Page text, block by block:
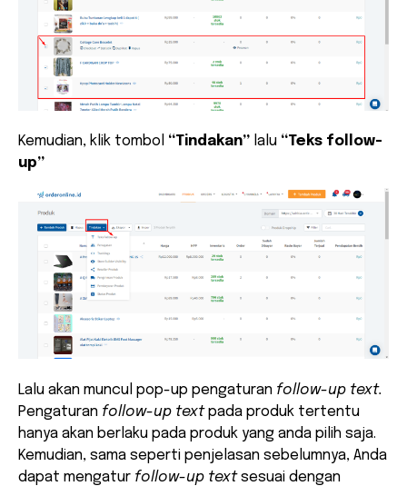
Kemudian, klik tombol “Tindakan” lalu “Teks follow-
up”
Lalu akan muncul pop-up pengaturan follow-up text.
Pengaturan follow-up textpada produk tertentu
hanya akan berlaku pada produk yang anda pilih saja.
Kemudian, sama seperti penjelasan sebelumnya, Anda
dapat mengatur follow-up textsesuai dengan